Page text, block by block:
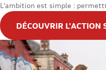
L’ambition est simple :
DÉCOUVRIR L'ACTION